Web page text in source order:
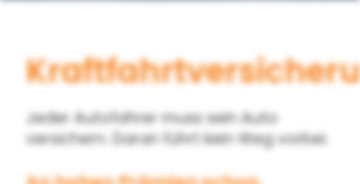
Jeder Autofahrer muss sein Auto
versichern. Daran führt kein Weg vorbei.